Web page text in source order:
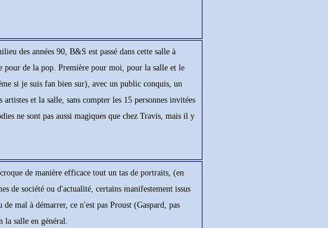
des années 90, B&S est passé dans cette salle à
pour de la pop. Première pour moi, pour la salle et le
si je suis fan bien sur), avec un public conquis, un
et la salle, sans compter les 15 personnes invitées
ne sont pas aussi magiques que chez Travis, mais il y
de manière efficace tout un tas de portraits, (en
de société ou d'actualité, certains manifestement issus
mal à démarrer, ce n'est pas Proust (Gaspard, pas
salle en général.